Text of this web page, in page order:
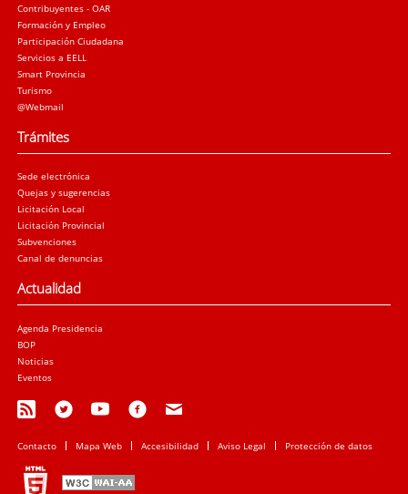
Contribuyentes - OAR
Formación y Empleo
Participación Ciudadana
Servicios a EELL
Smart Provincia
Turismo
@Webmail
Trámites
Sede electrónica
Quejas y sugerencias
Licitación Local
Licitación Provincial
Subvenciones
Canal de denuncias
Actualidad
Agenda Presidencia
BOP
Noticias
Eventos
Contacto Mapa Web Accesibilidad Aviso Legal Protección de datos